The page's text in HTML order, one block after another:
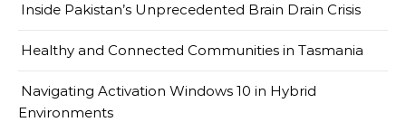
Inside Pakistan’s Unprecedented Brain Drain Crisis
Healthy and Connected Communities in Tasmania
Navigating Activation Windows 10 in Hybrid
Environments